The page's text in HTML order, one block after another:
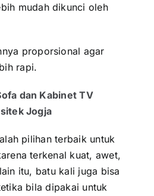
mudah dikunci oleh
proporsional agar
rapi.
dan Kabinet TV
Jogja
pilihan terbaik untuk
terkenal kuat, awet,
itu, batu kali juga bisa
bila dipakai untuk